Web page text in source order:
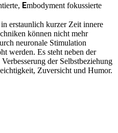
Embodyment fokussierte
erstaunlich kurzer Zeit innere
können nicht mehr
neuronale Stimulation
werden. Es steht neben der
der Selbstbeziehung
Zuversicht und Humor.